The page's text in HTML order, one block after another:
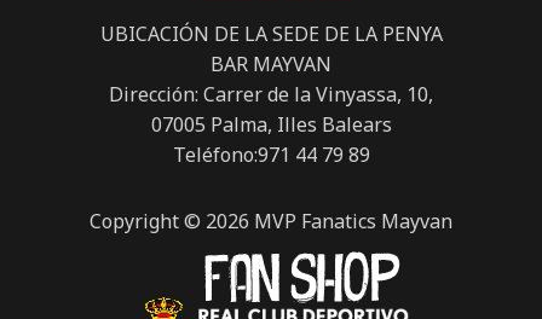
UBICACIÓN DE LA SEDE DE LA PENYA
BAR MAYVAN
Dirección: Carrer de la Vinyassa, 10,
07005 Palma, Illes Balears
Teléfono:971 44 79 89
Copyright © 2026 MVP Fanatics Mayvan